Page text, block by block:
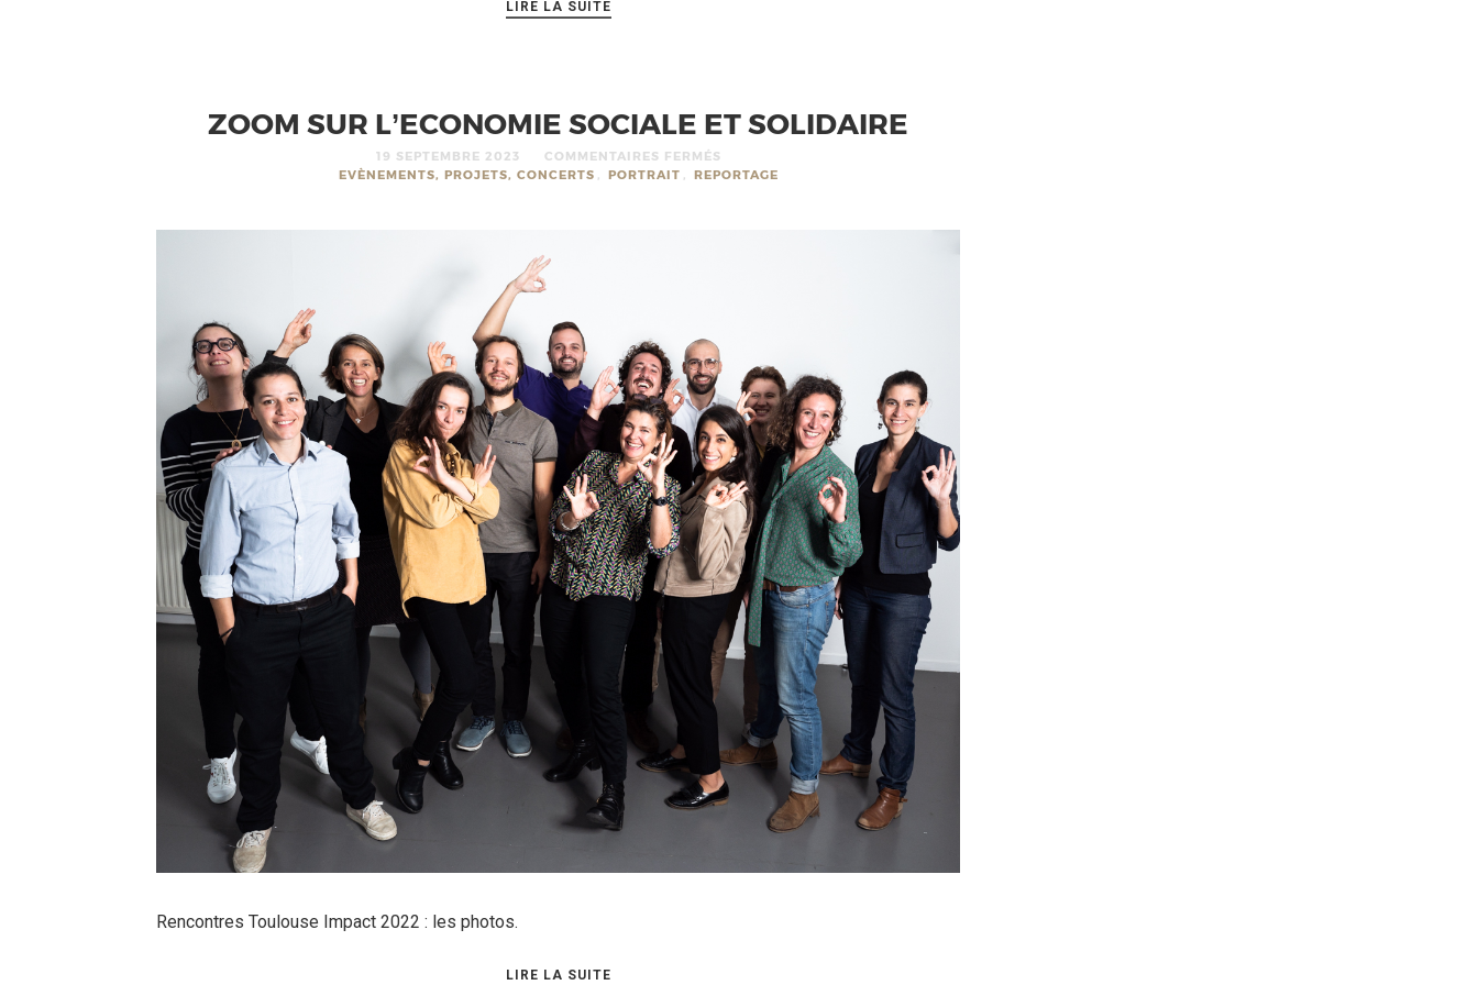
LIRE LA SUITE
ZOOM SUR L’ECONOMIE SOCIALE ET SOLIDAIRE
19 SEPTEMBRE 2023
COMMENTAIRES FERMÉS
EVÈNEMENTS, PROJETS, CONCERTS , PORTRAIT , REPORTAGE
Rencontres Toulouse Impact 2022 : les photos.
LIRE LA SUITE